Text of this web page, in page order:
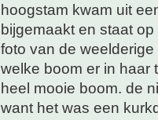
hoogstam kwam uit
bijgemaakt en staat
foto van de
welke boom er in haar
heel mooie boom. de
want het was een